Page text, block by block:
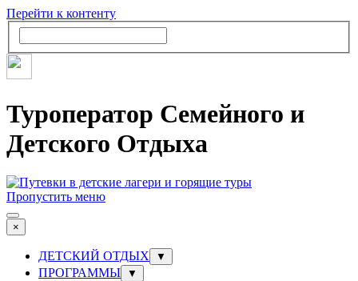
Перейти к контенту
Туроператор Семейного и
Детского Отдыха
Пропустить меню
×
ДЕТСКИЙ ОТДЫХ ▼
ПРОГРАММЫ ▼